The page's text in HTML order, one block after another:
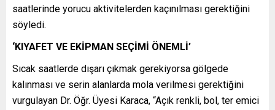
saatlerinde yorucu aktivitelerden kaçınılması gerektiğini
söyledi.
‘KIYAFET VE EKİPMAN SEÇİMİ ÖNEMLİ’
Sıcak saatlerde dışarı çıkmak gerekiyorsa gölgede
kalınması ve serin alanlarda mola verilmesi gerektiğini
vurgulayan Dr. Öğr. Üyesi Karaca, “Açık renkli, bol, ter emici